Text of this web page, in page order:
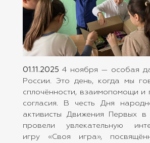
01.11.2025 4 ноября — особая
России. Это день, когда мы
сплочённости, взаимопомощи и
согласия. В честь Дня
активисты Движения Первых
провели увлекательную
игру «Своя игра»,